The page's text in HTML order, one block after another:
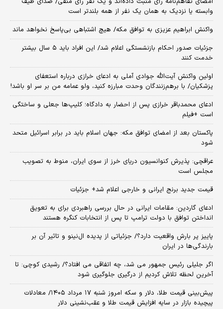
وابسته یا نزدیک به همان یک نفر از همه بلندتر است
واکنش ابراهیم عزیزی به توافق مکه/ هیچ اشتباهی بی‌پاسخ نخواهد ماند
جزئیات صدور احکام بازنشستگی اعلام شد/ این افراد باید ۵ سال بیشتر
خدمت کنند
اولین واکنش آیت‌الله جوادی آملی به ادعای خرازی درباره استعفای
پزشکیان/ با برهم‌زنندگان وحدت مبارزه کنید، ولو عمامه من بر سر او باشد!
ادعای محمدباقر خرازی پس از احضار به دادگاه؛ کلیپ‌ها جعلی و ساختگی
است +فیلم
پاکستان بعد از امضای توافق مکه: جهان اسلام باید در برابر اسرائیل متحد
شود
عراقچی: پذیرش کنوانسیون دریای خرز از سوی ایران، منوط به تصویب
مجلس است
قیمت جدید برنج ایرانی و خارجی اعلام شد+ جزئیات
ادعای گاردین: مقامات ایرانی در حال بررسی راهبردی برای به تعویق
انداختن توافق با دولت ترامپ تا پس از انتخابات کنگره هستند
پاییز پر بارش واقعیت دارد؟/ جزئیاتی از پدیده ال‌نینو و تاثیر آن بر
بارندگی‌ها در ایران
اگر جلیلی رئیس جمهور می شد، چه اتفاقی می افتاد؟/ رشیدی کوچی: تا
آخرین لحظه تلاش کردیم از درگیری جلوگیری شود
پیش‌بینی قیمت طلا، دلار و سکه امروز شنبه ۱۷ مرداد ۱۴۰۵/ معادلات
پیچیده بازار در سایه افزایش قیمت طلا و عقب‌نشینی دلار